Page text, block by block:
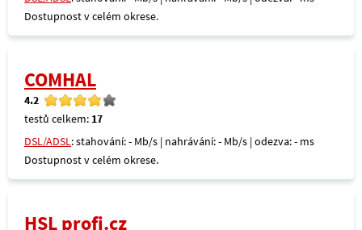
Dostupnost v celém okrese.
COMHAL
4.2
testů celkem: 17
DSL/ADSL: stahování: - Mb/s | nahrávání: - Mb/s | odezva: - ms
Dostupnost v celém okrese.
HSL profi.cz